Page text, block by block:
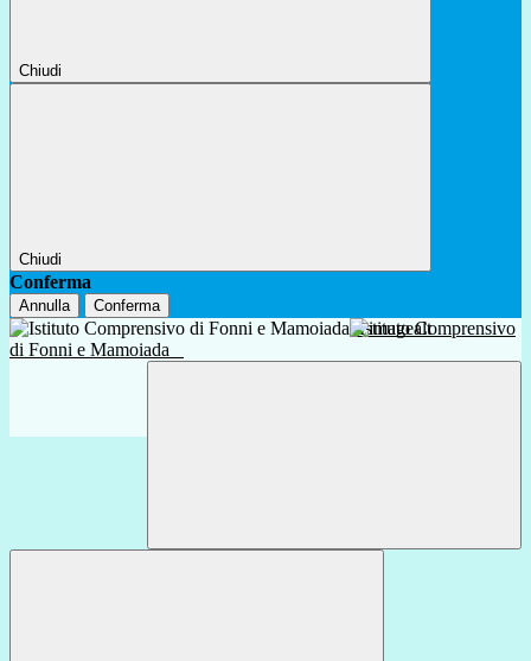
Chiudi
Chiudi
Conferma
Annulla Conferma
Istituto Comprensivo
di Fonni e Mamoiada